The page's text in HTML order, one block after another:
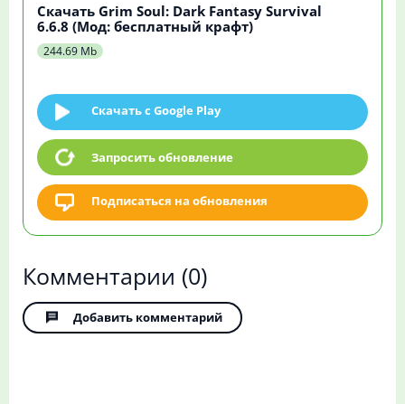
Скачать Grim Soul: Dark Fantasy Survival
6.6.8 (Мод: бесплатный крафт)
244.69 Mb
Скачать c Google Play
Запросить обновление
Подписаться на обновления
Комментарии (0)
Добавить комментарий